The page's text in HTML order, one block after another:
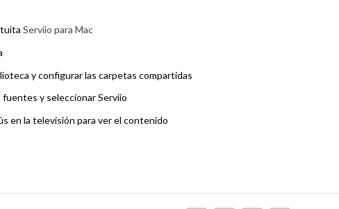
Serviio para Mac
y configurar las carpetas compartidas
y seleccionar Serviio
en la televisión para ver el contenido